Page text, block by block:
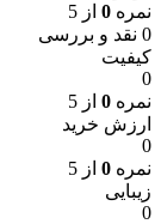
نمره 0 از 5
0 نقد و بررسی
کیفیت
0
نمره 0 از 5
ارزش خرید
0
نمره 0 از 5
زیبایی
0